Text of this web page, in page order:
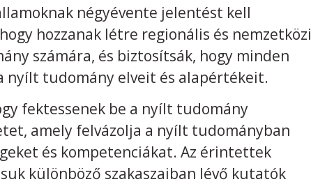
négyévente jelentést kell
hozzanak létre regionális és nemzetközi
számára, és biztosítsák, hogy minden
tudomány elveit és alapértékeit.
fektessenek be a nyílt tudomány
amely felvázolja a nyílt tudományban
és kompetenciákat. Az érintettek
különböző szakaszaiban lévő kutatók